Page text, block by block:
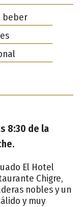
beber
8:30 de la
El Hotel
Chigre,
nobles y un
y muy